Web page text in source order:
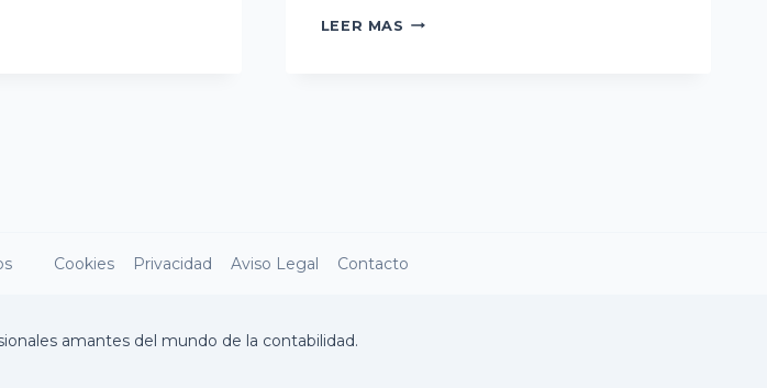
LEER MAS CONTABILIDAD
Cookies Privacidad Aviso Legal Contacto
amantes del mundo de la contabilidad.